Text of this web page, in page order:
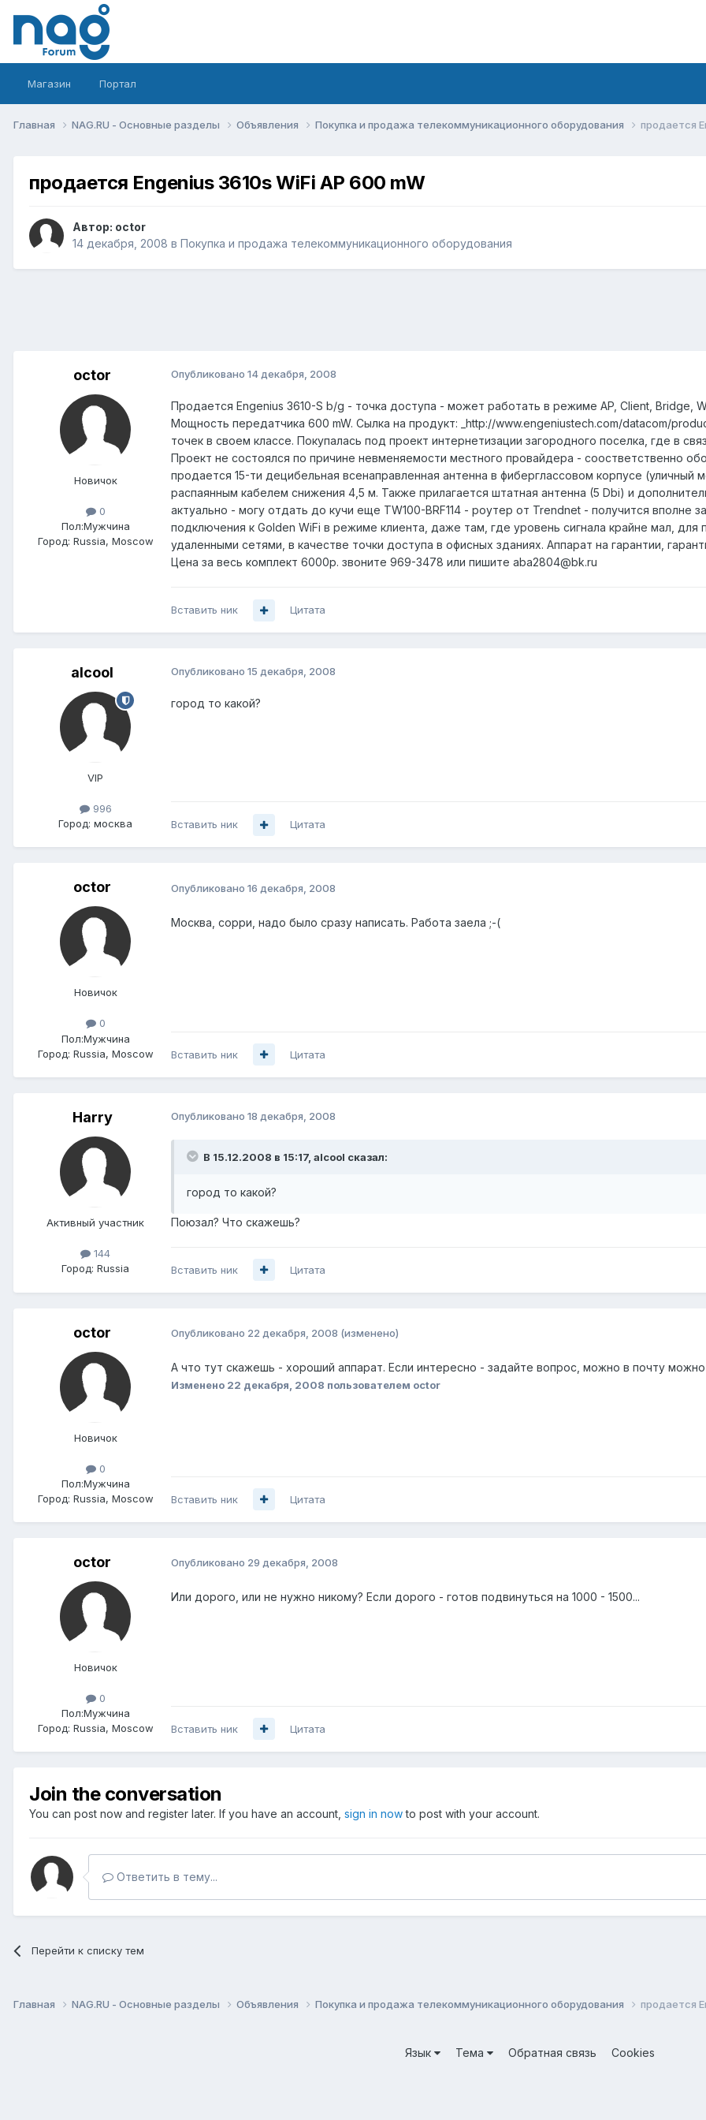
Магазин Портал
Главная NAG.RU - Основные разделы Объявления Покупка и продажа телекоммуникационного оборудования продается
продается Engenius 3610s WiFi AP 600 mW
Автор: octor
14 декабря, 2008 в Покупка и продажа телекоммуникационного оборудования
octor
Новичок
0
Пол:Мужчина
Город: Russia, Moscow
Опубликовано 14 декабря, 2008
Продается Engenius 3610-S b/g - точка доступа - может работать в режиме AP, Client, Bridge,
Мощность передатчика 600 mW. Сылка на продукт: _http://www.engeniustech.com/datacom/
точек в своем классе. Покупалась под проект интернетизации загородного поселка, где в
Проект не состоялся по причине невменяемости местного провайдера - соостветственно
продается 15-ти децибельная всенаправленная антенна в фиберглассовом корпусе (уличный
распаянным кабелем снижения 4,5 м. Также прилагается штатная антенна (5 Dbi) и
актуально - могу отдать до кучи еще TW100-BRF114 - роутер от Trendnet - получится вполне
подключения к Golden WiFi в режиме клиента, даже там, где уровень сигнала крайне мал,
удаленными сетями, в качестве точки доступа в офисных зданиях. Аппарат на гарантии,
Цена за весь комплект 6000р. звоните 969-3478 или пишите aba2804@bk.ru
Вставить ник Цитата
alcool
VIP
996
Город: москва
Опубликовано 15 декабря, 2008
город то какой?
Вставить ник Цитата
octor
Новичок
0
Пол:Мужчина
Город: Russia, Moscow
Опубликовано 16 декабря, 2008
Москва, сорри, надо было сразу написать. Работа заела ;-(
Вставить ник Цитата
Harry
Активный участник
144
Город: Russia
Опубликовано 18 декабря, 2008
В 15.12.2008 в 15:17, alcool сказал:
город то какой?
Поюзал? Что скажешь?
Вставить ник Цитата
octor
Новичок
0
Пол:Мужчина
Город: Russia, Moscow
Опубликовано 22 декабря, 2008 (изменено)
А что тут скажешь - хороший аппарат. Если интересно - задайте вопрос, можно в почту можно
Изменено 22 декабря, 2008 пользователем octor
Вставить ник Цитата
octor
Новичок
0
Пол:Мужчина
Город: Russia, Moscow
Опубликовано 29 декабря, 2008
Или дорого, или не нужно никому? Если дорого - готов подвинуться на 1000 - 1500...
Вставить ник Цитата
Join the conversation
You can post now and register later. If you have an account, sign in nowto post with your account.
Ответить в тему...
Перейти к списку тем
Главная NAG.RU - Основные разделы Объявления Покупка и продажа телекоммуникационного оборудования продается
Язык Тема Обратная связь
Cookies